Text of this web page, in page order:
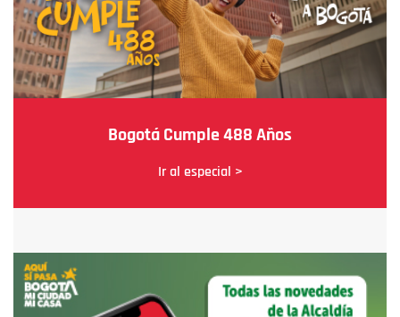
Bogotá Cumple 488 Años
Ir al especial >